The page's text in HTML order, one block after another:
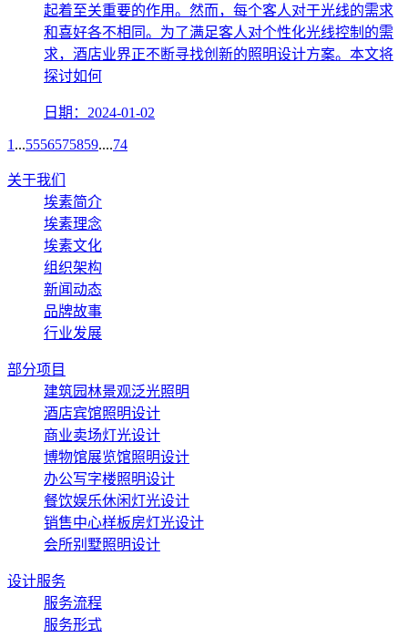
起着至关重要的作用。然而，每个客人对于光线的需求
和喜好各不相同。为了满足客人对个性化光线控制的需
求，酒店业界正不断寻找创新的照明设计方案。本文将
探讨如何
日期：2024-01-02
1...5556575859....74
关于我们
埃素简介
埃素理念
埃素文化
组织架构
新闻动态
品牌故事
行业发展
部分项目
建筑园林景观泛光照明
酒店宾馆照明设计
商业卖场灯光设计
博物馆展览馆照明设计
办公写字楼照明设计
餐饮娱乐休闲灯光设计
销售中心样板房灯光设计
会所别墅照明设计
设计服务
服务流程
服务形式